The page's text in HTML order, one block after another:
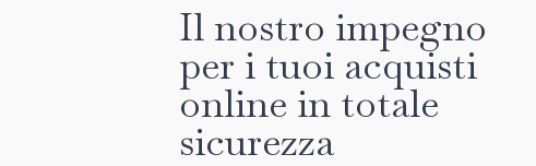
Il nostro impegno
per i tuoi acquisti
online in totale
sicurezza